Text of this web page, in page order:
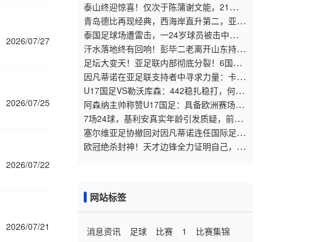
2026/07/27
2026/07/25
2026/07/22
2026/07/21
泰山终迎惊喜！仅次于陈蒲谢文能，21岁青
妖崛起，未来国足新锋线！
青岛德比再现经典，西海岸直升第二，亚冠
梦想近在咫尺
泰国足球场遭雷击，一24岁球员被击中身
亡，身边多人倒地，至少9人受伤，警方介
入调查
汗水落地终有回响！彭毕二老离开山东持续
高光，支持郑智以教练身份征战亚冠
足坛大变天！亚足联内部彻底分裂！6国公
然倒戈，力挺因凡蒂诺连任
因凡蒂诺在亚足联支持者中寻求力量：卡塔
尔与阿联酋的立场引发关注
U17国足VS勒沃库森：442稳扎稳打，何思
凡邝兆镭领衔，赵松源冲锋
阿森纳主帅称赞U17国足：具备欧洲赛场实
力，两位球员特别突出
7场24球，基利安真实年龄引发质疑，前国
脚毛剑卿称造假很正常
塞尔维亚足协撤回对因凡蒂诺连任国际足联
主席的支持
欧冠绝杀封神！天才边锋全力证明自己，巴
网站标签
消息资讯 足球 比赛 1
比赛集锦